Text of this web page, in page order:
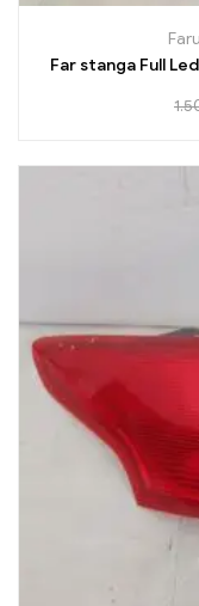
Far stanga Full